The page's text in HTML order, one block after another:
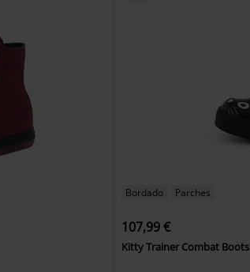
Bordado Parches
107,99 €
Kitty Trainer Combat Boots